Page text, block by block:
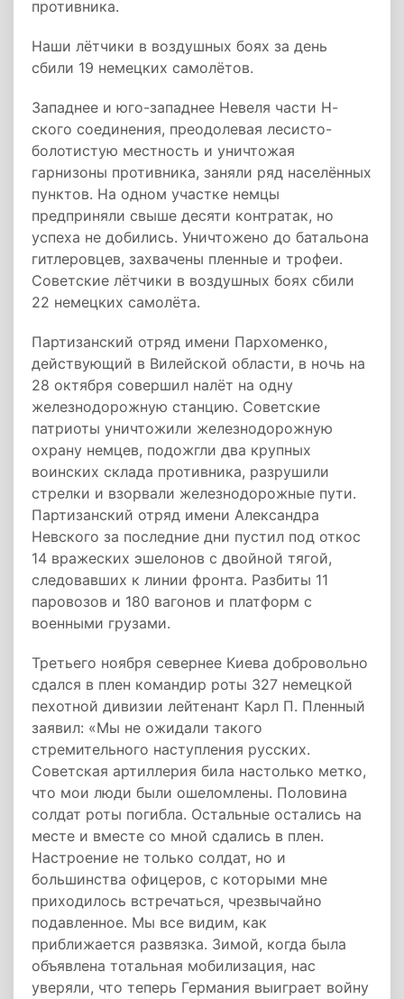
противника.
Наши лётчики в воздушных боях за день
сбили 19 немецких самолётов.
Западнее и юго-западнее Невеля части Н-
ского соединения, преодолевая лесисто-
болотистую местность и уничтожая
гарнизоны противника, заняли ряд населённых
пунктов. На одном участке немцы
предприняли свыше десяти контратак, но
успеха не добились. Уничтожено до батальона
гитлеровцев, захвачены пленные и трофеи.
Советские лётчики в воздушных боях сбили
22 немецких самолёта.
Партизанский отряд имени Пархоменко,
действующий в Вилейской области, в ночь на
28 октября совершил налёт на одну
железнодорожную станцию. Советские
патриоты уничтожили железнодорожную
охрану немцев, подожгли два крупных
воинских склада противника, разрушили
стрелки и взорвали железнодорожные пути.
Партизанский отряд имени Александра
Невского за последние дни пустил под откос
14 вражеских эшелонов с двойной тягой,
следовавших к линии фронта. Разбиты 11
паровозов и 180 вагонов и платформ с
военными грузами.
Третьего ноября севернее Киева добровольно
сдался в плен командир роты 327 немецкой
пехотной дивизии лейтенант Карл П. Пленный
заявил: «Мы не ожидали такого
стремительного наступления русских.
Советская артиллерия била настолько метко,
что мои люди были ошеломлены. Половина
солдат роты погибла. Остальные остались на
месте и вместе со мной сдались в плен.
Настроение не только солдат, но и
большинства офицеров, с которыми мне
приходилось встречаться, чрезвычайно
подавленное. Мы все видим, как
приближается развязка. Зимой, когда была
объявлена тотальная мобилизация, нас
уверяли, что теперь Германия выиграет войну